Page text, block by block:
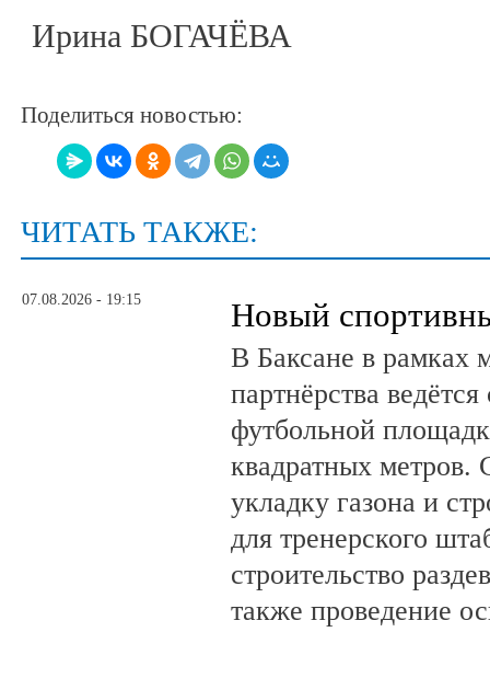
Ирина БОГАЧЁВА
Поделиться новостью:
ЧИТАТЬ ТАКЖЕ:
07.08.2026 - 19:15 Новый
В Баксане в рамках
партнёрства
футбольной
квадратных метров.
укладку газона и
для тренерского
строительство
также проведение